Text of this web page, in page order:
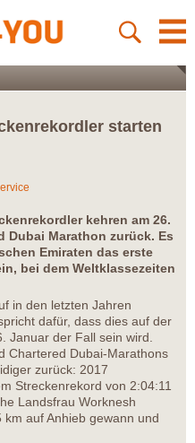
starten
kehren am 26.
Dubai Marathon zurück. Es
Emiraten das erste
bei dem Weltklassezeiten
in den letzten Jahren
dafür, dass dies auf der
Januar der Fall sein wird.
Chartered Dubai-Marathons
zurück: 2017
Streckenrekord von 2:04:11
Landsfrau Worknesh
auf Anhieb gewann und